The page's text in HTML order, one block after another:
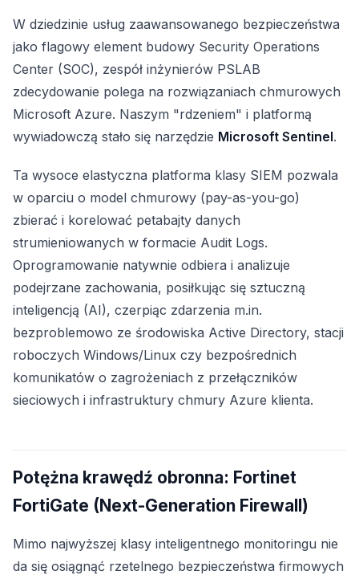
W dziedzinie usług zaawansowanego bezpieczeństwa
jako flagowy element budowy Security Operations
Center (SOC), zespół inżynierów PSLAB
zdecydowanie polega na rozwiązaniach chmurowych
Microsoft Azure. Naszym "rdzeniem" i platformą
wywiadowczą stało się narzędzie Microsoft Sentinel.
Ta wysoce elastyczna platforma klasy SIEM pozwala
w oparciu o model chmurowy (pay-as-you-go)
zbierać i korelować petabajty danych
strumieniowanych w formacie Audit Logs.
Oprogramowanie natywnie odbiera i analizuje
podejrzane zachowania, posiłkując się sztuczną
inteligencją (AI), czerpiąc zdarzenia m.in.
bezproblemowo ze środowiska Active Directory, stacji
roboczych Windows/Linux czy bezpośrednich
komunikatów o zagrożeniach z przełączników
sieciowych i infrastruktury chmury Azure klienta.
Potężna krawędź obronna: Fortinet
FortiGate (Next-Generation Firewall)
Mimo najwyższej klasy inteligentnego monitoringu nie
da się osiągnąć rzetelnego bezpieczeństwa firmowych